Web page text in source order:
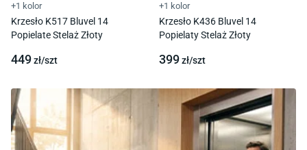
+1 kolor
Krzesło K517 Bluvel 14
Popielate Stelaż Złoty
449zł/szt
+1 kolor
Krzesło K436 Bluvel 14
Popielaty Stelaż Złoty
399zł/szt